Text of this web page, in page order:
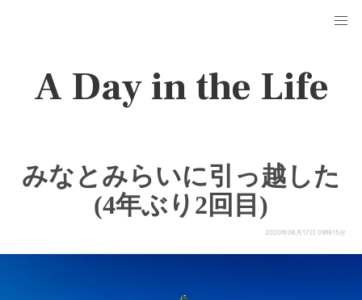
A Day in the Life
みなとみらいに引っ越した
(4年ぶり2回目)
2020年06月17日 09時15分